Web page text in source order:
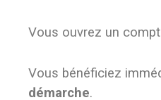
Vous ouvrez un
Vous bénéficiez
démarche.